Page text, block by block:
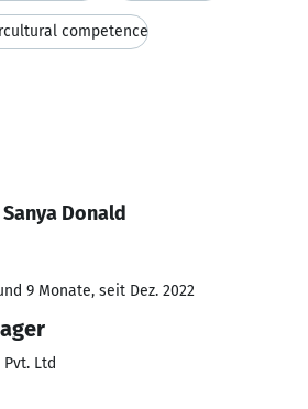
competence
Donald
9 Monate, seit Dez. 2022
Ltd